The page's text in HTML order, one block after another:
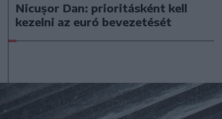
Nicușor Dan: prioritásként kell
kezelni az euró bevezetését